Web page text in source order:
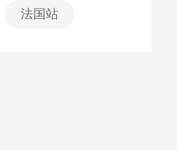
法国站